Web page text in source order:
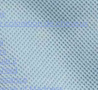
coloration de cheveux
2